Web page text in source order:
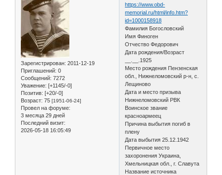
Зарегистрирован: 2011-12-19
Приглашений: 0
Сообщений: 7272
Уважение: [+1145/-0]
Позитив: [+20/-0]
Возраст: 75 [1951-06-24]
Провел на форуме:
3 месяца 29 дней
Последний визит:
2026-05-18 16:05:49
https://www.obd-
memorial.ru/html/info.htm?
id=1000158918
Фамилия Богословский
Имя Финоген
Отчество Федорович
Дата рождения/Возраст
__.__.1925
Место рождения Пензенская
обл., Нижнеломовский р-н, с.
Лещиново
Дата и место призыва
Нижнеломовский РВК
Воинское звание
красноармеец
Причина выбытия погиб в
плену
Дата выбытия 25.12.1942
Первичное место
захоронения Украина,
Хмельницкая обл., г. Славута
Название источника